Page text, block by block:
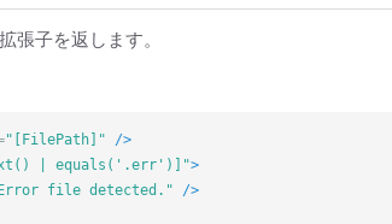
張子を返します。
"[FilePath]"
/>
| equals('.err')]">
file detected."
/>